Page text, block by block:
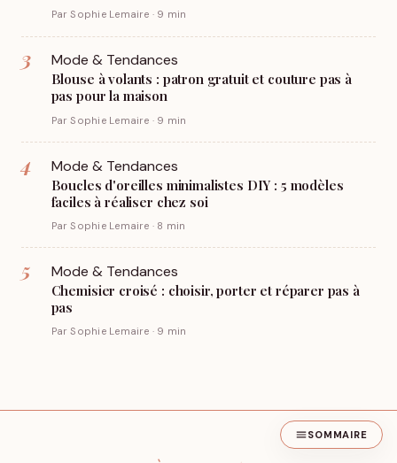
Par Sophie Lemaire · 9 min
3 Mode & Tendances
Blouse à volants : patron gratuit et couture pas à
pas pour la maison
Par Sophie Lemaire · 9 min
4 Mode & Tendances
Boucles d'oreilles minimalistes DIY : 5 modèles
faciles à réaliser chez soi
Par Sophie Lemaire · 8 min
5 Mode & Tendances
Chemisier croisé : choisir, porter et réparer pas à
pas
Par Sophie Lemaire · 9 min
SOMMAIRE